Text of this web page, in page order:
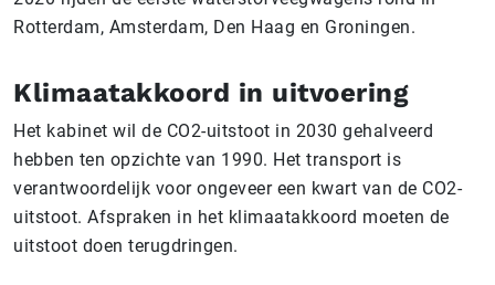
Rotterdam, Amsterdam, Den Haag en Groningen.
Klimaatakkoord in uitvoering
Het kabinet wil de CO2-uitstoot in 2030 gehalveerd
hebben ten opzichte van 1990. Het transport is
verantwoordelijk voor ongeveer een kwart van de CO2-
uitstoot. Afspraken in het klimaatakkoord moeten de
uitstoot doen terugdringen.